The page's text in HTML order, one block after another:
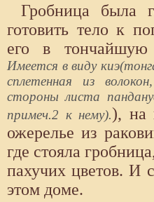
Гробница была
готовить тело к
его в
Имеется в виду
сплетенная из
стороны листа
примеч.2 к нему).), на
ожерелье из
где стояла
пахучих цветов. И
этом доме.